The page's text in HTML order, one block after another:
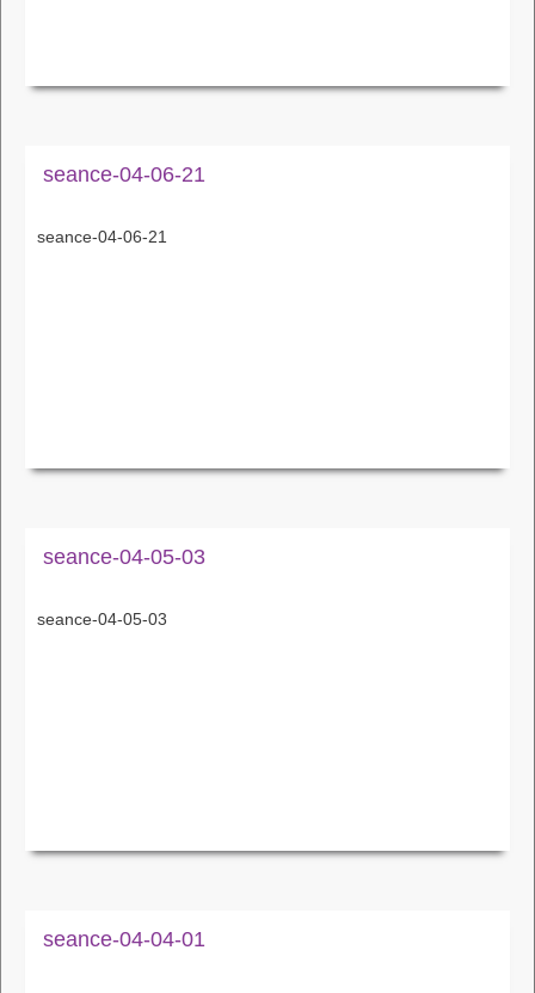
seance-04-06-21
seance-04-06-21
seance-04-05-03
seance-04-05-03
seance-04-04-01